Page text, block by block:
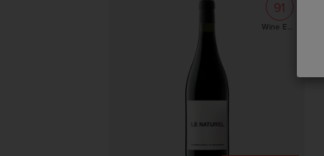
Wine Enthusiast
91